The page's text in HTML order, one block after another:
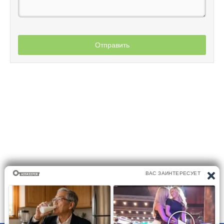
Отправить